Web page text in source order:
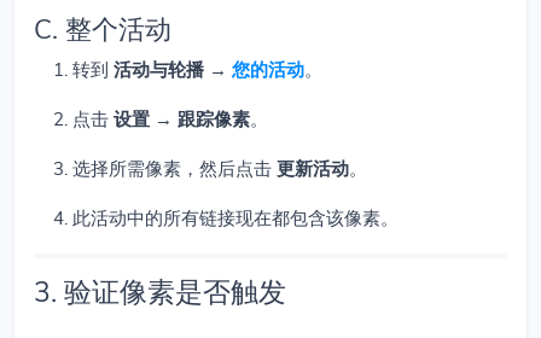
C. 整个活动
转到 活动与轮播 → 您的活动。
点击 设置 → 跟踪像素。
选择所需像素，然后点击 更新活动。
此活动中的所有链接现在都包含该像素。
3. 验证像素是否触发